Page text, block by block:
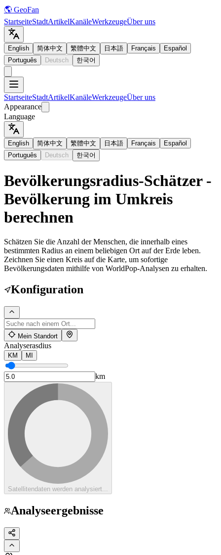
🌎 GeoFan
StartseiteStadtArtikelKanäleWerkzeugeÜber uns
English 简体中文 繁體中文 日本語 Français
Español
Português
Deutsch 한국어
StartseiteStadtArtikelKanäleWerkzeugeÜber uns
Appearance
Language
English 简体中文 繁體中文 日本語 Français
Español
Português
Deutsch 한국어
Bevölkerungsradius-Schätzer -
Bevölkerung im Umkreis
berechnen
Schätzen Sie die Anzahl der Menschen, die innerhalb eines
bestimmten Radius an einem beliebigen Ort auf der Erde leben.
Zeichnen Sie einen Kreis auf die Karte, um sofortige
Bevölkerungsdaten mithilfe von WorldPop-Analysen zu erhalten.
Konfiguration
Mein Standort
Analyserasdius
KM MI
km
Satellitendaten werden analysiert...
Analyseergebnisse